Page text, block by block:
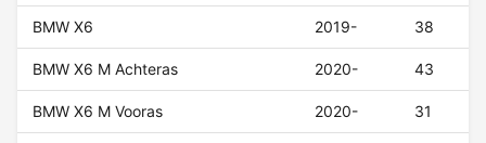
BMW X6 2019- 38
BMW X6 M Achteras 2020- 43
BMW X6 M Vooras 2020- 31